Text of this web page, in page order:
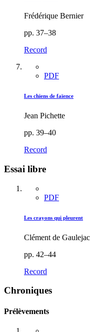
Frédérique Bernier
pp. 37–38
Record
PDF
Les chiens de faïence
Jean Pichette
pp. 39–40
Record
Essai libre
PDF
Les crayons qui pleurent
Clément de Gaulejac
pp. 42–44
Record
Chroniques
Prélèvements